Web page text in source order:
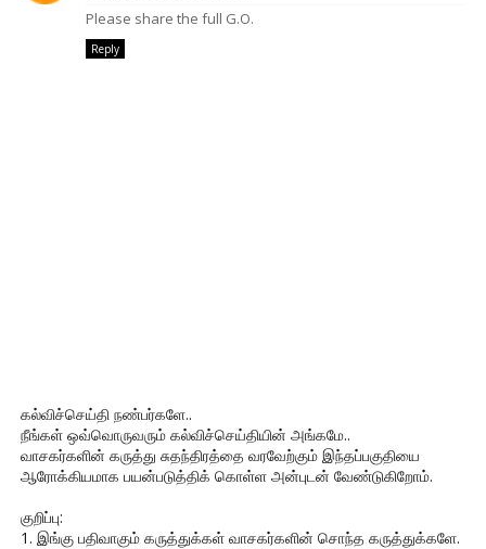
Please share the full G.O.
Reply
கல்விச்செய்தி நண்பர்களே..
நீங்கள் ஒவ்வொருவரும் கல்விச்செய்தியின் அங்கமே..
வாசகர்களின் கருத்து சுதந்திரத்தை வரவேற்கும் இந்தப்பகுதியை
ஆரோக்கியமாக பயன்படுத்திக் கொள்ள அன்புடன் வேண்டுகிறோம்.
குறிப்பு:
1. இங்கு பதிவாகும் கருத்துக்கள் வாசகர்களின் சொந்த கருத்துக்களே.